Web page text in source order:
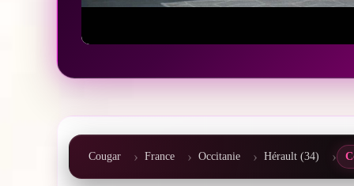
Cougar France Occitanie Hérault (34)